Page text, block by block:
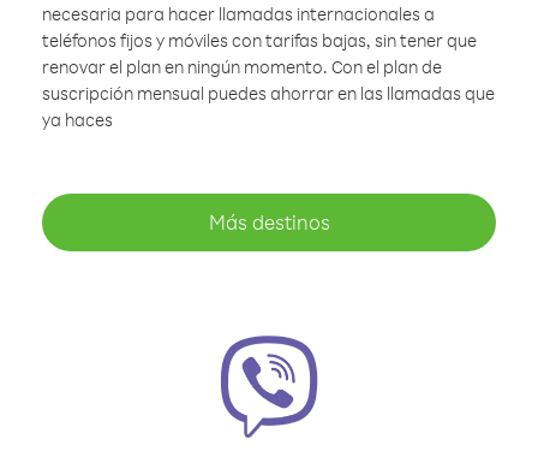
necesaria para hacer llamadas internacionales a
teléfonos fijos y móviles con tarifas bajas, sin tener que
renovar el plan en ningún momento. Con el plan de
suscripción mensual puedes ahorrar en las llamadas que
ya haces
Más destinos